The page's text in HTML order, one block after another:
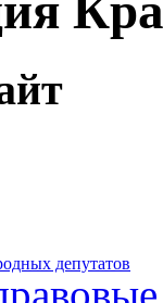
депутатов